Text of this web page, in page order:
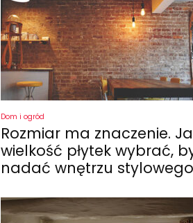
Dom i ogród
Rozmiar ma znaczenie.
wielkość płytek wybrać,
nadać wnętrzu